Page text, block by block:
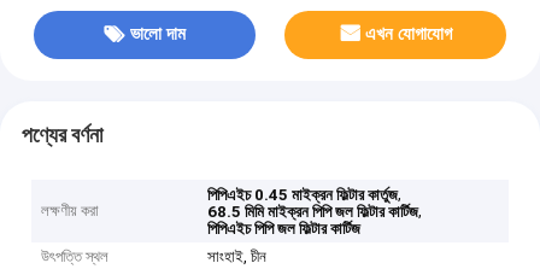
ভালো দাম এখন যোগাযোগ
পণ্যের বর্ণনা
লক্ষণীয় করা
পিপিএইচ 0.45 মাইক্রন ফিল্টার কার্তুজ,
68.5 মিমি মাইক্রন পিপি জল ফিল্টার কার্টিজ,
পিপিএইচ পিপি জল ফিল্টার কার্টিজ
উৎপত্তি স্থল
সাংহাই, চীন